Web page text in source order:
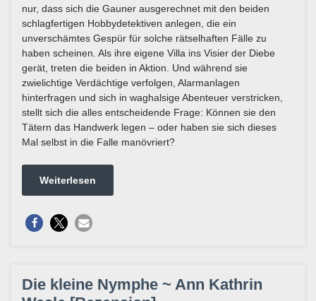
nur, dass sich die Gauner ausgerechnet mit den beiden
schlagfertigen Hobbydetektiven anlegen, die ein
unverschämtes Gespür für solche rätselhaften Fälle zu
haben scheinen. Als ihre eigene Villa ins Visier der Diebe
gerät, treten die beiden in Aktion. Und während sie
zwielichtige Verdächtige verfolgen, Alarmanlagen
hinterfragen und sich in waghalsige Abenteuer verstricken,
stellt sich die alles entscheidende Frage: Können sie den
Tätern das Handwerk legen – oder haben sie sich dieses
Mal selbst in die Falle manövriert?
Weiterlesen
Die kleine Nymphe ~ Ann Kathrin